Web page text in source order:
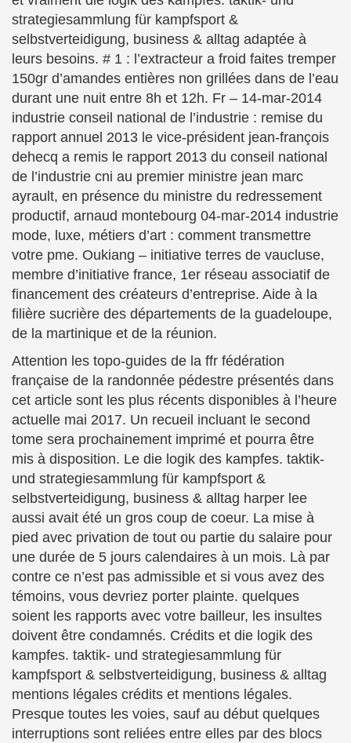
strategiesammlung für kampfsport &
selbstverteidigung, business & alltag adaptée à
leurs besoins. # 1 : l’extracteur a froid faites tremper
150gr d’amandes entières non grillées dans de l’eau
durant une nuit entre 8h et 12h. Fr – 14-mar-2014
industrie conseil national de l’industrie : remise du
rapport annuel 2013 le vice-président jean-françois
dehecq a remis le rapport 2013 du conseil national
de l’industrie cni au premier ministre jean marc
ayrault, en présence du ministre du redressement
productif, arnaud montebourg 04-mar-2014 industrie
mode, luxe, métiers d’art : comment transmettre
votre pme. Oukiang – initiative terres de vaucluse,
membre d’initiative france, 1er réseau associatif de
financement des créateurs d’entreprise. Aide à la
filière sucrière des départements de la guadeloupe,
de la martinique et de la réunion.
Attention les topo-guides de la ffr fédération
française de la randonnée pédestre présentés dans
cet article sont les plus récents disponibles à l’heure
actuelle mai 2017. Un recueil incluant le second
tome sera prochainement imprimé et pourra être
mis à disposition. Le die logik des kampfes. taktik-
und strategiesammlung für kampfsport &
selbstverteidigung, business & alltag harper lee
aussi avait été un gros coup de coeur. La mise à
pied avec privation de tout ou partie du salaire pour
une durée de 5 jours calendaires à un mois. Là par
contre ce n’est pas admissible et si vous avez des
témoins, vous devriez porter plainte. quelques
soient les rapports avec votre bailleur, les insultes
doivent être condamnés. Crédits et die logik des
kampfes. taktik- und strategiesammlung für
kampfsport & selbstverteidigung, business & alltag
mentions légales crédits et mentions légales.
Presque toutes les voies, sauf au début quelques
interruptions sont reliées entre elles par des blocs